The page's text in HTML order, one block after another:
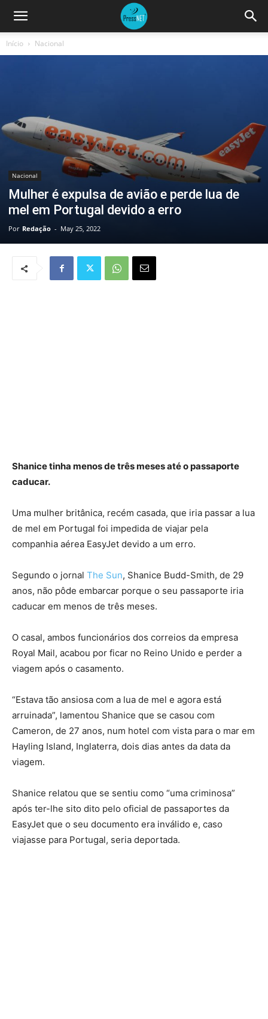
Início Nacional
Nacional
Mulher é expulsa de avião e perde lua de
mel em Portugal devido a erro
Por Redação - May 25, 2022
Shanice tinha menos de três meses até o passaporte
caducar.
Uma mulher britânica, recém casada, que iria passar a lua
de mel em Portugal foi impedida de viajar pela
companhia aérea EasyJet devido a um erro.
Segundo o jornal The Sun, Shanice Budd-Smith, de 29
anos, não pôde embarcar porque o seu passaporte iria
caducar em menos de três meses.
O casal, ambos funcionários dos correios da empresa
Royal Mail, acabou por ficar no Reino Unido e perder a
viagem após o casamento.
“Estava tão ansiosa com a lua de mel e agora está
arruinada”, lamentou Shanice que se casou com
Cameron, de 27 anos, num hotel com vista para o mar em
Hayling Island, Inglaterra, dois dias antes da data da
viagem.
Shanice relatou que se sentiu como “uma criminosa”
após ter-lhe sito dito pelo oficial de passaportes da
EasyJet que o seu documento era inválido e, caso
viajasse para Portugal, seria deportada.